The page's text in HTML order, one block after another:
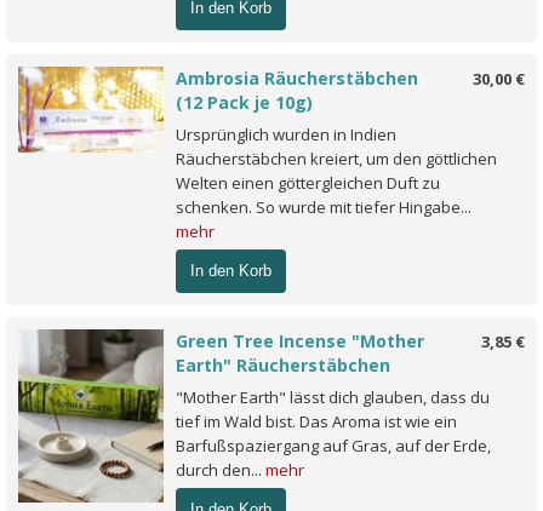
In den Korb
30,00 €
Ambrosia Räucherstäbchen
(12 Pack je 10g)
Ursprünglich wurden in Indien
Räucherstäbchen kreiert, um den göttlichen
Welten einen göttergleichen Duft zu
schenken. So wurde mit tiefer Hingabe...
mehr
In den Korb
3,85 €
Green Tree Incense "Mother
Earth" Räucherstäbchen
"Mother Earth" lässt dich glauben, dass du
tief im Wald bist. Das Aroma ist wie ein
Barfußspaziergang auf Gras, auf der Erde,
durch den... mehr